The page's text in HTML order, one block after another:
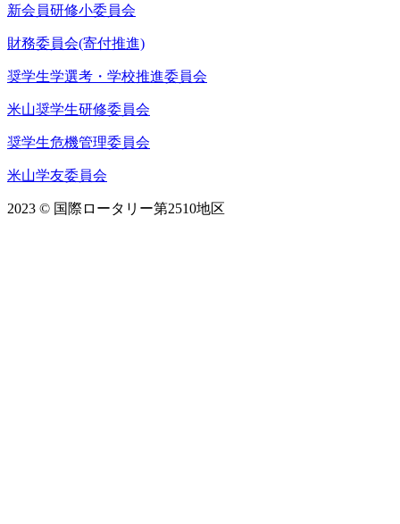
新会員研修小委員会
財務委員会(寄付推進)
奨学生学選考・学校推進委員会
米山奨学生研修委員会
奨学生危機管理委員会
米山学友委員会
2023 © 国際ロータリー第2510地区